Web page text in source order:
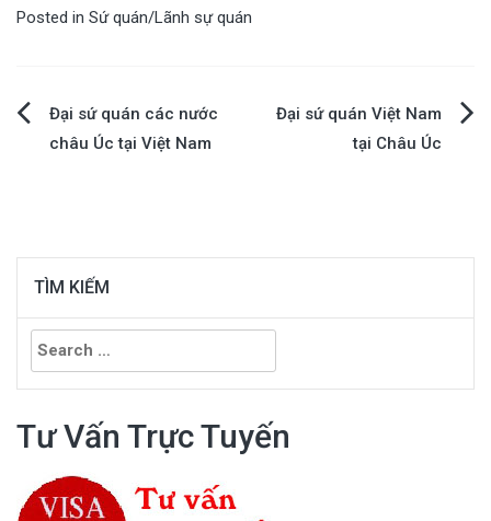
Posted in Sứ quán/Lãnh sự quán
Post
Đại sứ quán các nước
châu Úc tại Việt Nam
Đại sứ quán Việt Nam
tại Châu Úc
TÌM KIẾM
Search
for:
Tư Vấn Trực Tuyến